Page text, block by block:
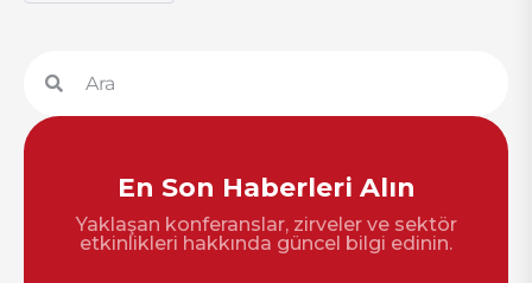
En Son Haberleri Alın
Yaklaşan konferanslar, zirveler ve sektör
etkinlikleri hakkında güncel bilgi edinin.